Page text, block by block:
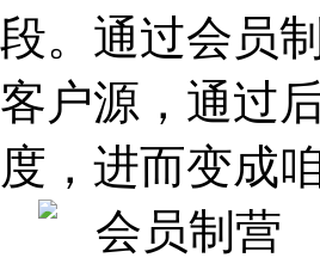
段。通过会员
客户源，通过
度，进而变成